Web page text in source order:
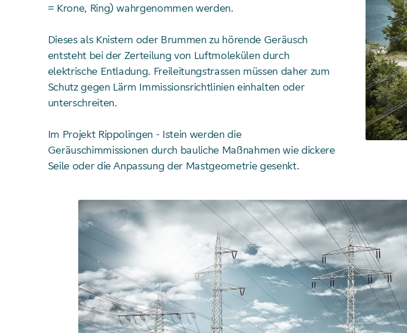
= Krone, Ring) wahrgenommen werden.
Dieses als Knistern oder Brummen zu hörende Geräusch
entsteht bei der Zerteilung von Luftmolekülen durch
elektrische Entladung. Freileitungstrassen müssen daher zum
Schutz gegen Lärm Immissionsrichtlinien einhalten oder
unterschreiten.
Im Projekt Rippolingen - Istein werden die
Geräuschimmissionen durch bauliche Maßnahmen wie dickere
Seile oder die Anpassung der Mastgeometrie gesenkt.